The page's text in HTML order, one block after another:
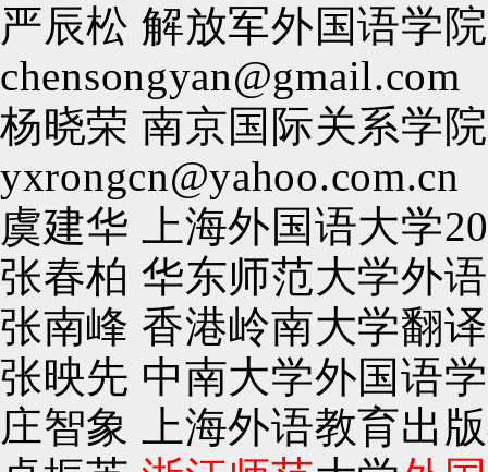
严辰松 解放军外国语学
杨晓荣 南京国际关系学
虞建华 上海外国语大学
张春柏 华东师范大学外
张南峰 香港岭南大学翻
张映先 中南大学外国语
庄智象 上海外语教育出